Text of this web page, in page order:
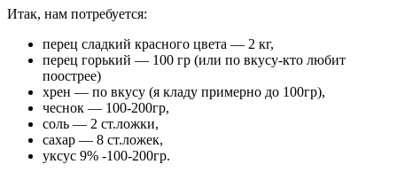
Итак, нам потребуется:
перец сладкий красного цвета — 2 кг,
перец горький — 100 гр (или по вкусу-кто любит
поострее)
хрен — по вкусу (я кладу примерно до 100гр),
чеснок — 100-200гр,
соль — 2 ст.ложки,
сахар — 8 ст.ложек,
уксус 9% -100-200гр.